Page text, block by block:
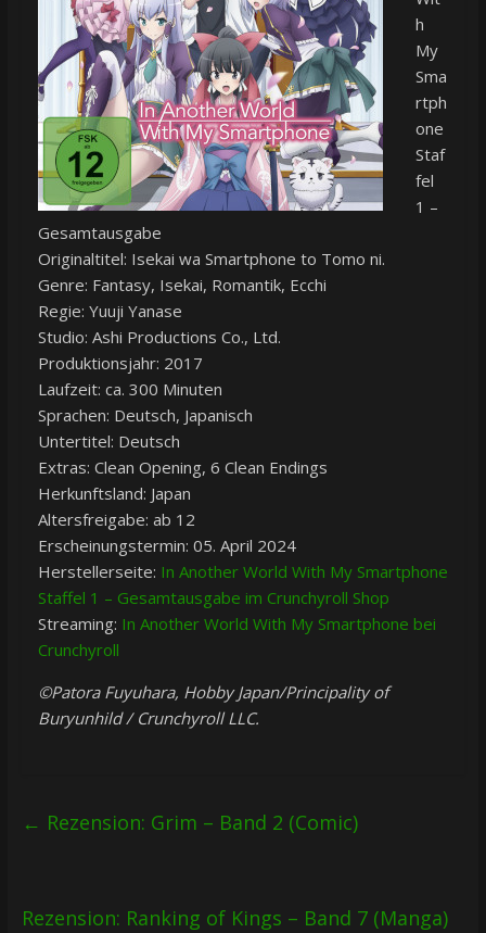
h
My
Sma
rtph
one
Staf
fel
1 –
Gesamtausgabe
Originaltitel: Isekai wa Smartphone to Tomo ni.
Genre: Fantasy, Isekai, Romantik, Ecchi
Regie: Yuuji Yanase
Studio: Ashi Productions Co., Ltd.
Produktionsjahr: 2017
Laufzeit: ca. 300 Minuten
Sprachen: Deutsch, Japanisch
Untertitel: Deutsch
Extras: Clean Opening, 6 Clean Endings
Herkunftsland: Japan
Altersfreigabe: ab 12
Erscheinungstermin: 05. April 2024
Herstellerseite: In Another World With My Smartphone
Staffel 1 – Gesamtausgabe im Crunchyroll Shop
Streaming: In Another World With My Smartphone bei
Crunchyroll
©Patora Fuyuhara, Hobby Japan/Principality of
Buryunhild / Crunchyroll LLC.
← Rezension: Grim – Band 2 (Comic)
Rezension: Ranking of Kings – Band 7 (Manga)